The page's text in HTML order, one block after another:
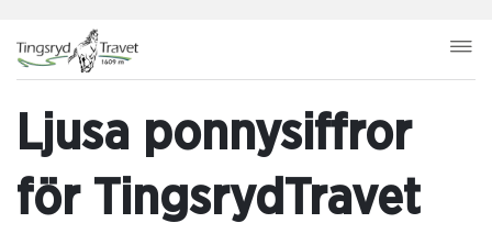
Ljusa ponnysiffror
för TingsrydTravet